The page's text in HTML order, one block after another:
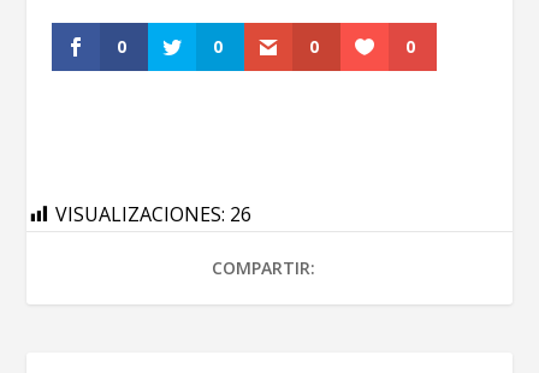
0 0 0 0
VISUALIZACIONES: 26
COMPARTIR: